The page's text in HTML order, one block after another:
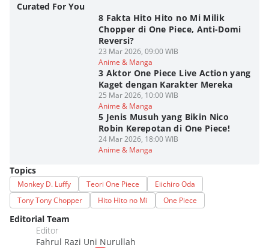
Curated For You
8 Fakta Hito Hito no Mi Milik
Chopper di One Piece, Anti-Domi
Reversi?
23 Mar 2026, 09:00 WIB
Anime & Manga
3 Aktor One Piece Live Action yang
Kaget dengan Karakter Mereka
25 Mar 2026, 10:00 WIB
Anime & Manga
5 Jenis Musuh yang Bikin Nico
Robin Kerepotan di One Piece!
24 Mar 2026, 18:00 WIB
Anime & Manga
Topics
Monkey D. Luffy Teori One Piece
Eiichiro Oda
Tony Tony Chopper
Hito Hito no Mi One Piece
Editorial Team
Editor
Fahrul Razi Uni Nurullah